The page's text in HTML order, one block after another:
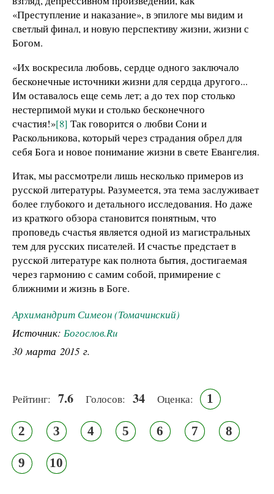
«Преступление и наказание», в эпилоге мы видим и
светлый финал, и новую перспективу жизни, жизни с
Богом.
«Их воскресила любовь, сердце одного заключало
бесконечные источники жизни для сердца другого...
Им оставалось еще семь лет; а до тех пор столько
нестерпимой муки и столько бесконечного
счастия!»[8] Так говорится о любви Сони и
Раскольникова, который через страдания обрел для
себя Бога и новое понимание жизни в свете Евангелия.
Итак, мы рассмотрели лишь несколько примеров из
русской литературы. Разумеется, эта тема заслуживает
более глубокого и детального исследования. Но даже
из краткого обзора становится понятным, что
проповедь счастья является одной из магистральных
тем для русских писателей. И счастье предстает в
русской литературе как полнота бытия, достигаемая
через гармонию с самим собой, примирение с
ближними и жизнь в Боге.
Архимандрит Симеон (Томачинский)
Источник: Богослов.Ru
30 марта 2015 г.
Рейтинг: 7.6 Голосов: 34 Оценка: 1
2 3 4 5 6 7 8
9 10